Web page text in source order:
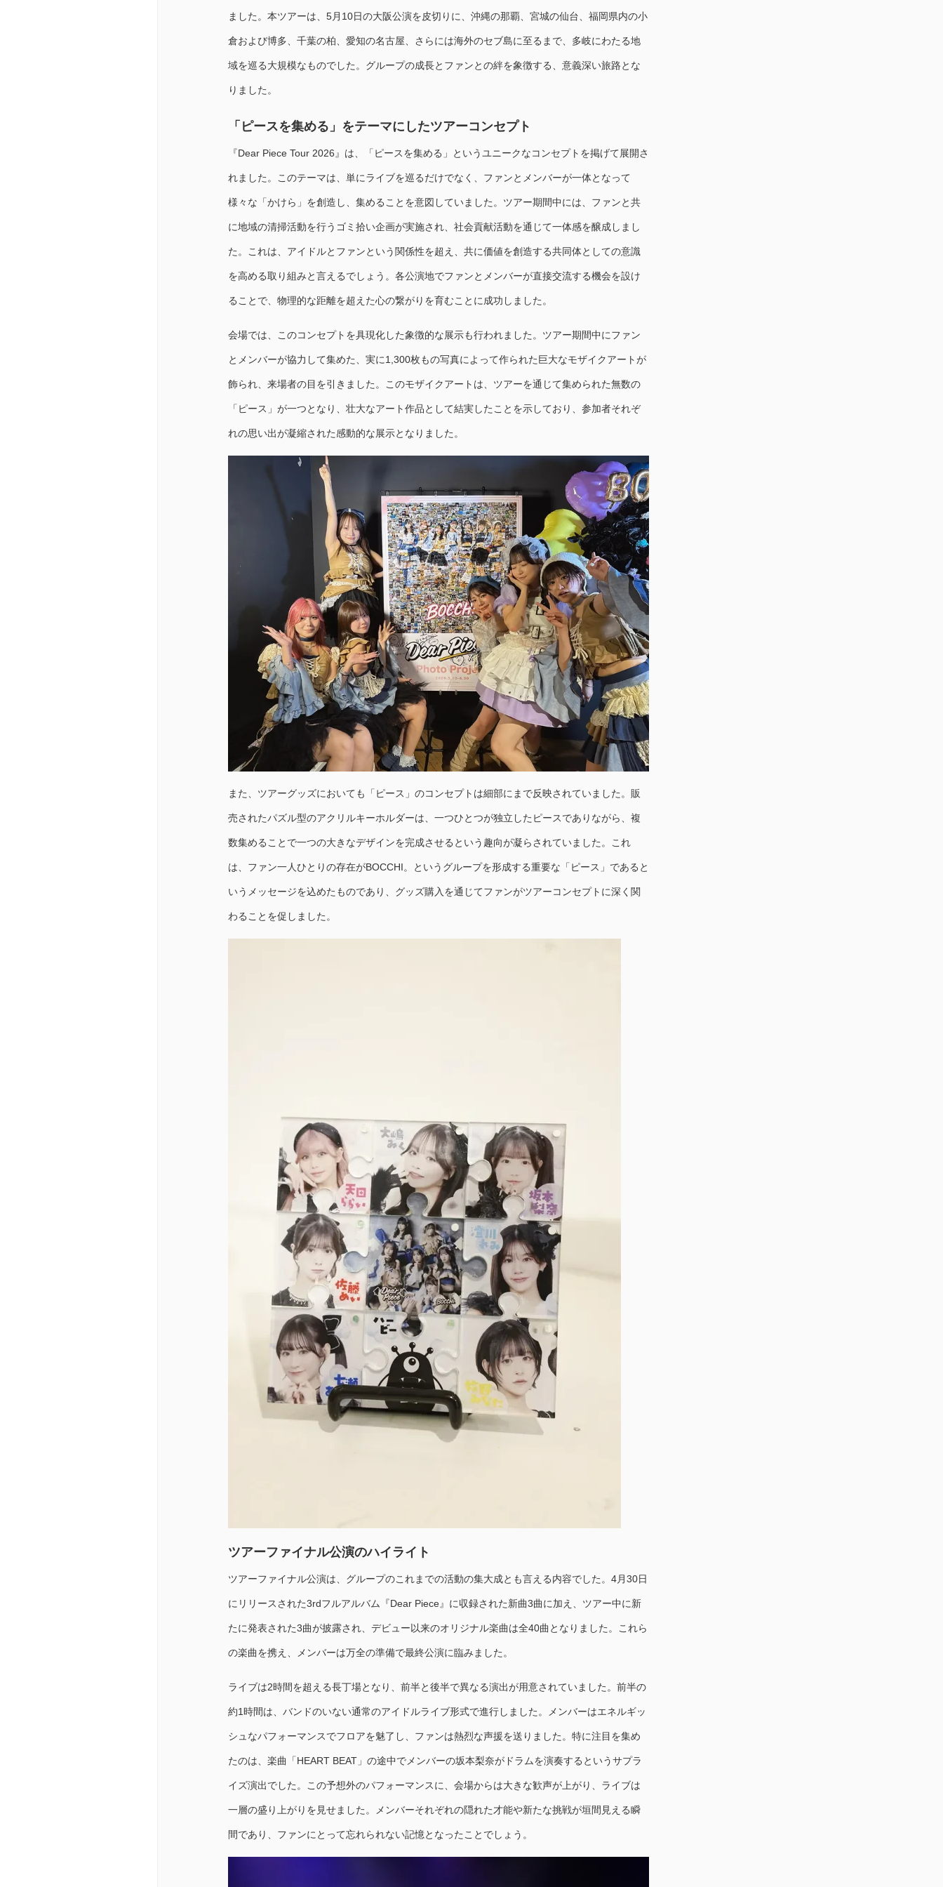
ました。本ツアーは、5月10日の大阪公演を皮切りに、沖縄の那覇、宮城の仙台、福岡県内の小
倉および博多、千葉の柏、愛知の名古屋、さらには海外のセブ島に至るまで、多岐にわたる地
域を巡る大規模なものでした。グループの成長とファンとの絆を象徴する、意義深い旅路とな
りました。
「ピースを集める」をテーマにしたツアーコンセプト
『Dear Piece Tour 2026』は、「ピースを集める」というユニークなコンセプトを掲げて展開さ
れました。このテーマは、単にライブを巡るだけでなく、ファンとメンバーが一体となって
様々な「かけら」を創造し、集めることを意図していました。ツアー期間中には、ファンと共
に地域の清掃活動を行うゴミ拾い企画が実施され、社会貢献活動を通じて一体感を醸成しまし
た。これは、アイドルとファンという関係性を超え、共に価値を創造する共同体としての意識
を高める取り組みと言えるでしょう。各公演地でファンとメンバーが直接交流する機会を設け
ることで、物理的な距離を超えた心の繋がりを育むことに成功しました。
会場では、このコンセプトを具現化した象徴的な展示も行われました。ツアー期間中にファン
とメンバーが協力して集めた、実に1,300枚もの写真によって作られた巨大なモザイクアートが
飾られ、来場者の目を引きました。このモザイクアートは、ツアーを通じて集められた無数の
「ピース」が一つとなり、壮大なアート作品として結実したことを示しており、参加者それぞ
れの思い出が凝縮された感動的な展示となりました。
また、ツアーグッズにおいても「ピース」のコンセプトは細部にまで反映されていました。販
売されたパズル型のアクリルキーホルダーは、一つひとつが独立したピースでありながら、複
数集めることで一つの大きなデザインを完成させるという趣向が凝らされていました。これ
は、ファン一人ひとりの存在がBOCCHI。というグループを形成する重要な「ピース」であると
いうメッセージを込めたものであり、グッズ購入を通じてファンがツアーコンセプトに深く関
わることを促しました。
ツアーファイナル公演のハイライト
ツアーファイナル公演は、グループのこれまでの活動の集大成とも言える内容でした。4月30日
にリリースされた3rdフルアルバム『Dear Piece』に収録された新曲3曲に加え、ツアー中に新
たに発表された3曲が披露され、デビュー以来のオリジナル楽曲は全40曲となりました。これら
の楽曲を携え、メンバーは万全の準備で最終公演に臨みました。
ライブは2時間を超える長丁場となり、前半と後半で異なる演出が用意されていました。前半の
約1時間は、バンドのいない通常のアイドルライブ形式で進行しました。メンバーはエネルギッ
シュなパフォーマンスでフロアを魅了し、ファンは熱烈な声援を送りました。特に注目を集め
たのは、楽曲「HEART BEAT」の途中でメンバーの坂本梨奈がドラムを演奏するというサプラ
イズ演出でした。この予想外のパフォーマンスに、会場からは大きな歓声が上がり、ライブは
一層の盛り上がりを見せました。メンバーそれぞれの隠れた才能や新たな挑戦が垣間見える瞬
間であり、ファンにとって忘れられない記憶となったことでしょう。